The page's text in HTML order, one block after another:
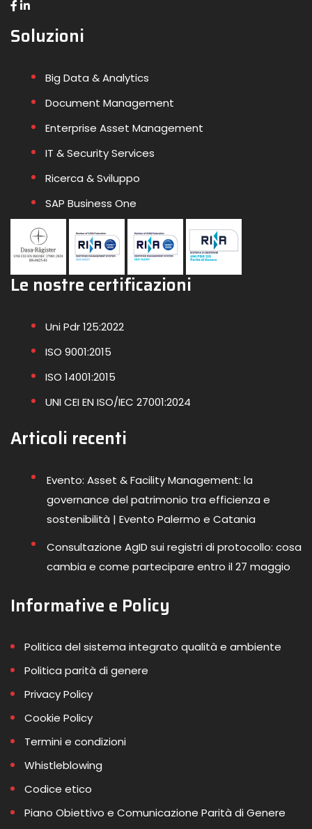
Soluzioni
Big Data & Analytics
Document Management
Enterprise Asset Management
IT & Security Services
Ricerca & Sviluppo
SAP Business One
Le nostre certificazioni
Uni Pdr 125:2022
ISO 9001:2015
ISO 14001:2015
UNI CEI EN ISO/IEC 27001:2024
Articoli recenti
Evento: Asset & Facility Management: la
governance del patrimonio tra efficienza e
sostenibilità | Evento Palermo e Catania
Consultazione AgID sui registri di protocollo: cosa
cambia e come partecipare entro il 27 maggio
Informative e Policy
Politica del sistema integrato qualità e ambiente
Politica parità di genere
Privacy Policy
Cookie Policy
Termini e condizioni
Whistleblowing
Codice etico
Piano Obiettivo e Comunicazione Parità di Genere